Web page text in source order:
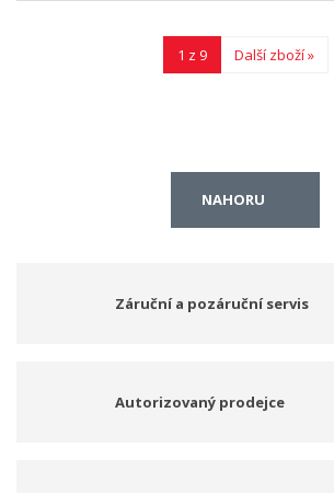
1 z 9 Další zboží »
NAHORU
Záruční a pozáruční servis
Autorizovaný prodejce